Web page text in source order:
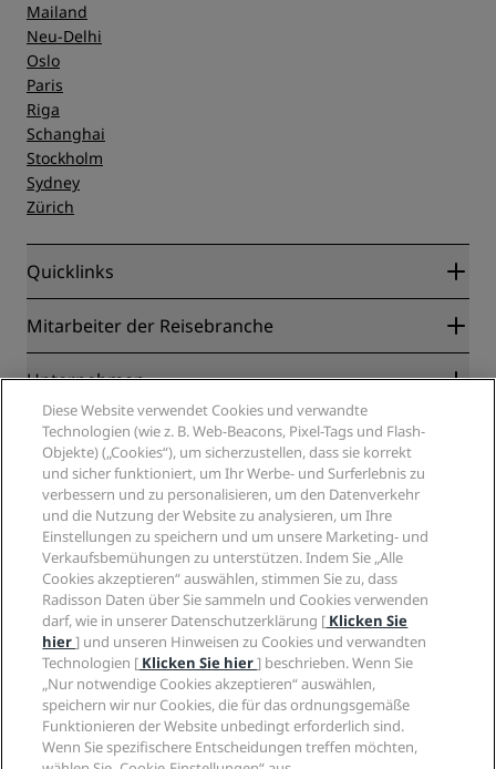
Mailand
Neu-Delhi
Oslo
Paris
Riga
Schanghai
Stockholm
Sydney
Zürich
Quicklinks
Radisson Rewards
Blog
Neue und aufstrebende Hotels
Radisson Hotels APP
„Sports Approved“-Hotels
Familienfreundliche Hotels
Gesundheit & Sicherheit
Mitarbeiter der Reisebranche
Partner
Reisebüros
Unternehmen
Radisson Hotel Group
Medien
Karriere RHG
Karriere PPHE
Karrieren EHL
The Club by RHG
Entwicklungsmöglichkeiten
Responsible Business – Unser Engagement
Einkauf
Rechtliches
Privacy Centre
Rechtliche Hinweise
Radisson Rewards Geschäftsbedingungen
Website-Nutzungsvereinbarung
Digitale Barrierefreiheit
Moderne Sklaverei – Erklärung
Hilfe
Verbrauchermeldungen
Kontakt
FAQ
Inhaltsübersicht
Soziale Medien
Marken von Radisson Hotels
Diese Website verwendet Cookies und verwandte
Technologien (wie z. B. Web-Beacons, Pixel-Tags und Flash-
Objekte) („Cookies“), um sicherzustellen, dass sie korrekt
und sicher funktioniert, um Ihr Werbe- und Surferlebnis zu
verbessern und zu personalisieren, um den Datenverkehr
und die Nutzung der Website zu analysieren, um Ihre
Einstellungen zu speichern und um unsere Marketing- und
Verkaufsbemühungen zu unterstützen. Indem Sie „Alle
Cookies akzeptieren“ auswählen, stimmen Sie zu, dass
Radisson Daten über Sie sammeln und Cookies verwenden
darf, wie in unserer Datenschutzerklärung [ Klicken Sie
hier] und unseren Hinweisen zu Cookies und verwandten
Technologien [ Klicken Sie hier] beschrieben. Wenn Sie
„Nur notwendige Cookies akzeptieren“ auswählen,
speichern wir nur Cookies, die für das ordnungsgemäße
Funktionieren der Website unbedingt erforderlich sind.
Wenn Sie spezifischere Entscheidungen treffen möchten,